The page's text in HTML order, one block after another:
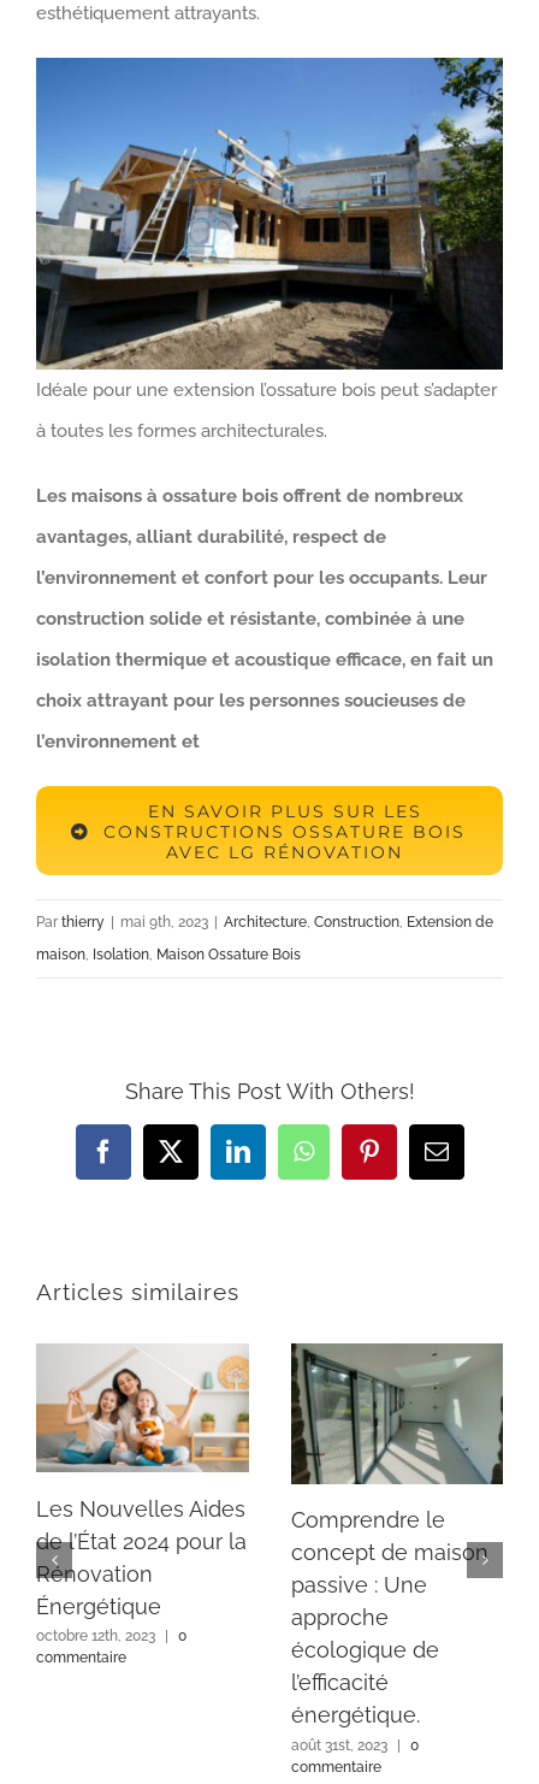
esthétiquement attrayants.
Idéale pour une extension l’ossature bois peut s’adapter
à toutes les formes architecturales.
Les maisons à ossature bois offrent de nombreux
avantages, alliant durabilité, respect de
l’environnement et confort pour les occupants. Leur
construction solide et résistante, combinée à une
isolation thermique et acoustique efficace, en fait un
choix attrayant pour les personnes soucieuses de
l’environnement et
EN SAVOIR PLUS SUR LES
CONSTRUCTIONS OSSATURE BOIS
AVEC LG RÉNOVATION
Par thierry mai 9th, 2023 Architecture, Construction, Extension de
maison, Isolation, Maison Ossature Bois
Share This Post With Others!
Facebook
X LinkedInWhatsAppPinterestEmail
Articles similaires
Les Nouvelles Aides
de l’État 2024 pour la
Rénovation
Énergétique
octobre 12th, 2023
0
commentaire
Comprendre le
concept de maison
passive : Une
approche
écologique de
l’efficacité
énergétique.
août 31st, 2023
0
commentaire